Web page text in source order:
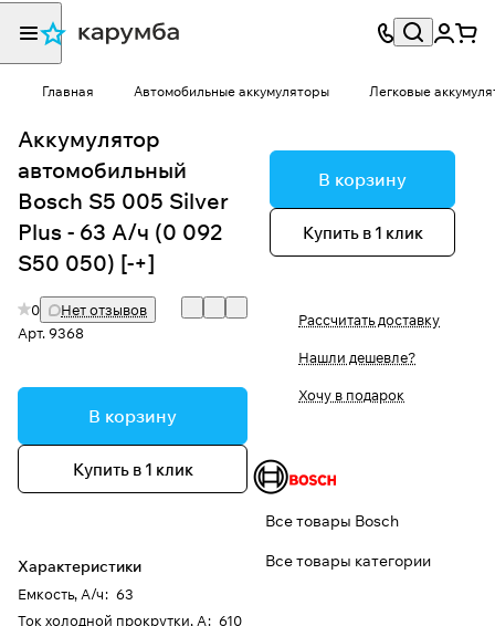
Главная Автомобильные аккумуляторы Легковые
Аккумулятор
автомобильный
Bosch S5 005 Silver
Plus - 63 А/ч (0 092
S50 050) [-+]
0
Нет отзывов
Арт.9368
В корзину
Купить в 1 клик
Характеристики
Емкость, А/ч: 63
Ток холодной прокрутки, А: 610
В корзину
Купить в 1 клик
Рассчитать доставку
Нашли дешевле?
Хочу в подарок
Все товары Bosch
Все товары категории